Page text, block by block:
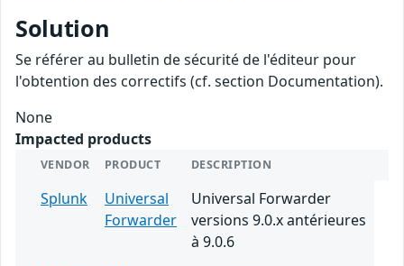
Solution
Se référer au bulletin de sécurité de l'éditeur pour
l'obtention des correctifs (cf. section Documentation).
None
Impacted products
VENDOR PRODUCT DESCRIPTION
Splunk
Universal
Forwarder
Universal Forwarder
versions 9.0.x antérieures
à 9.0.6